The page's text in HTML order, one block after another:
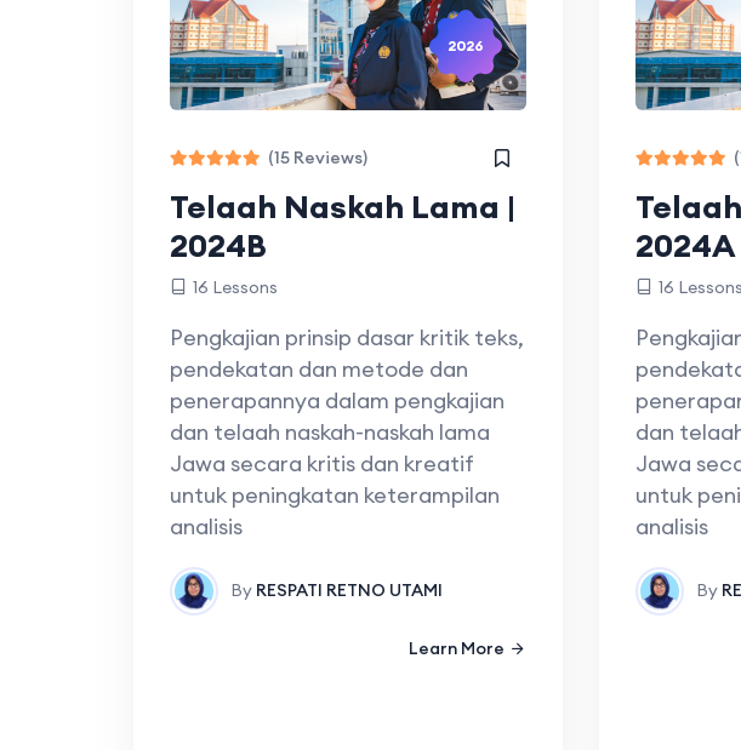
2026
(15 Reviews)
Telaah Naskah Lama |
2024B
16 Lessons
Pengkajian prinsip dasar kritik teks,
pendekatan dan metode dan
penerapannya dalam pengkajian
dan telaah naskah-naskah lama
Jawa secara kritis dan kreatif
untuk peningkatan keterampilan
analisis
By RESPATI RETNO UTAMI
Learn More
2024A
16 Lessons
dan
Jawa
untuk
analisis
By